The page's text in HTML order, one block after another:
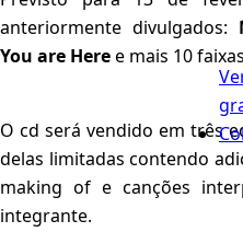
anteriormente divulgados:
You are Heree mais 10
O cd será vendido em três
delas limitadas contendo
making of e canções
integrante.